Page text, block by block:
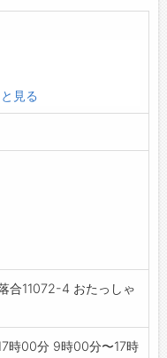
く場合もあります。
原病院)
見る
合11072-4 おたっしゃ
時00分 9時00分〜17時